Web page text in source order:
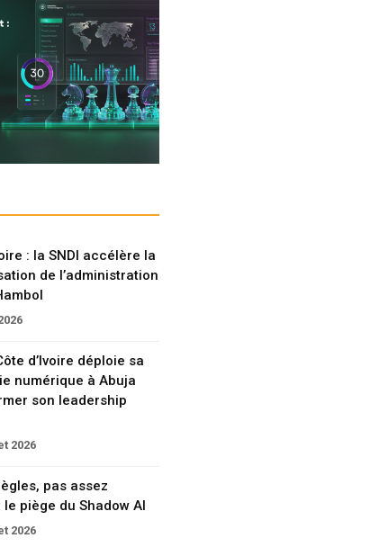
: la SNDI accélère la
de l’administration
d’Ivoire déploie sa
numérique à Abuja
son leadership
2026
pas assez
le piège du Shadow AI
2026